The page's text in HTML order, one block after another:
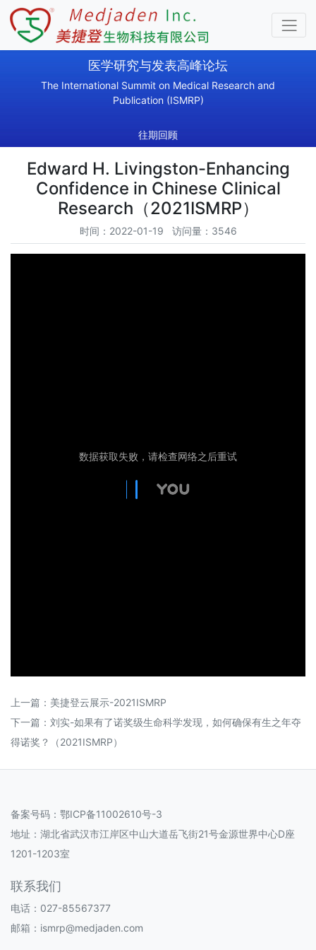
医学研究与发表高峰论坛
The International Summit on Medical Research and
Publication (ISMRP)
往期回顾
Edward H. Livingston-Enhancing
Confidence in Chinese Clinical
Research（2021ISMRP）
时间：2022-01-19 访问量：3546
上一篇： 美捷登云展示-2021ISMRP
下一篇： 刘实-如果有了诺奖级生命科学发现，如何确保有生之年夺
得诺奖？（2021ISMRP）
备案号码： 鄂ICP备11002610号-3
地址：湖北省武汉市江岸区中山大道岳飞街21号金源世界中心D座
1201-1203室
联系我们
电话：027-85567377
邮箱：ismrp@medjaden.com